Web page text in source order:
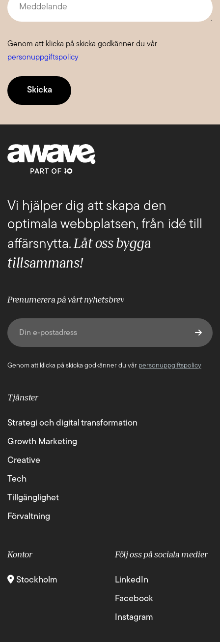
Genom att klicka på skicka godkänner du vår
personuppgiftspolicy
Vi hjälper dig att skapa den
optimala webbplatsen, från idé till
affärsnytta. Låt oss bygga
tillsammans!
Prenumerera på vårt nyhetsbrev
E-post(Obligatoriskt)
Genom att klicka på skicka godkänner du vår personuppgiftspolicy
Tjänster
Strategi och digital transformation
Growth Marketing
Creative
Tech
Tillgänglighet
Förvaltning
Kontor
Stockholm
Följ oss på sociala medier
LinkedIn
Facebook
Instagram